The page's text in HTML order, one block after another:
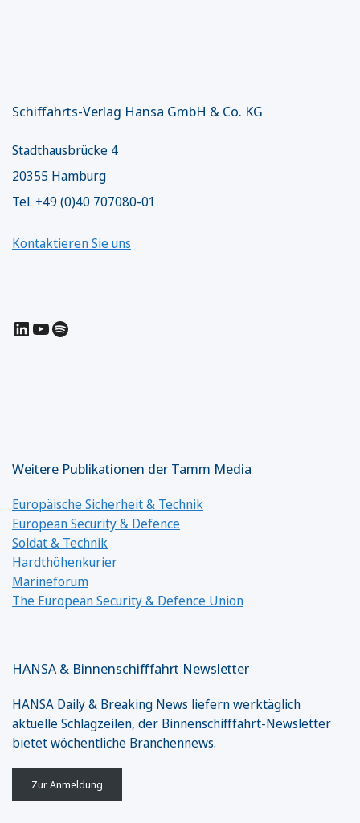
Schiffahrts-Verlag Hansa GmbH & Co. KG
Stadthausbrücke 4
20355 Hamburg
Tel. +49 (0)40 707080-01
Kontaktieren Sie uns
LinkedIn
YouTube
Spotify
Weitere Publikationen der Tamm Media
Europäische Sicherheit & Technik
European Security & Defence
Soldat & Technik
Hardthöhenkurier
Marineforum
The European Security & Defence Union
HANSA & Binnenschifffahrt Newsletter
HANSA Daily & Breaking News liefern werktäglich
aktuelle Schlagzeilen, der Binnenschifffahrt-Newsletter
bietet wöchentliche Branchennews.
Zur Anmeldung